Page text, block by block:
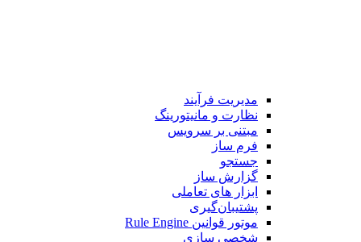
مدیریت فرآیند
نظارت و مانیتورینگ
مبتنی بر سرویس
فرم ساز
جستجو
گزارش ساز
ابزار های تعاملی
پشتیبان‌گیری
موتور قوانین Rule Engine
شخصی سازی